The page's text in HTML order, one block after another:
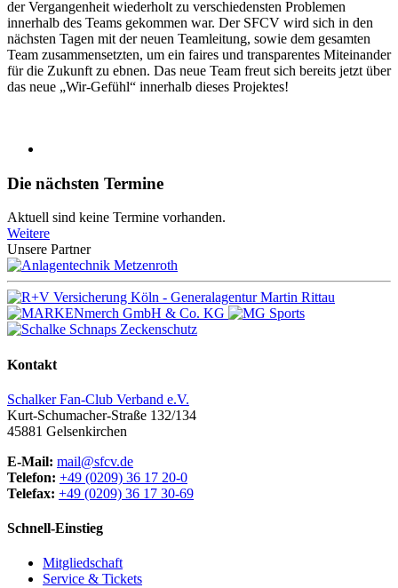
der Vergangenheit wiederholt zu verschiedensten Problemen
innerhalb des Teams gekommen war. Der SFCV wird sich in den
nächsten Tagen mit der neuen Teamleitung, sowie dem gesamten
Team zusammensetzten, um ein faires und transparentes Miteinander
für die Zukunft zu ebnen. Das neue Team freut sich bereits jetzt über
das neue „Wir-Gefühl“ innerhalb dieses Projektes!
Die nächsten Termine
Aktuell sind keine Termine vorhanden.
Weitere
Unsere Partner
Kontakt
Schalker Fan-Club Verband e.V.
Kurt-Schumacher-Straße 132/134
45881 Gelsenkirchen
E-Mail: mail@sfcv.de
Telefon: +49 (0209) 36 17 20-0
Telefax: +49 (0209) 36 17 30-69
Schnell-Einstieg
Mitgliedschaft
Service & Tickets